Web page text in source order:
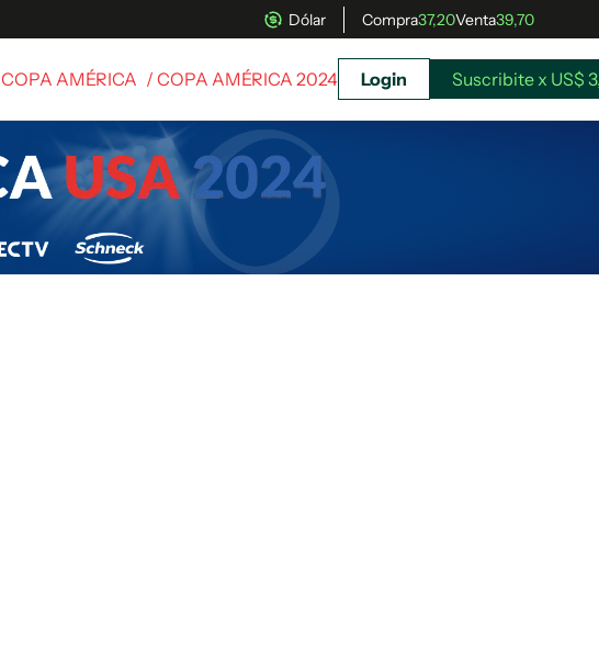
Dólar Compra37,20Venta39,70
Suscríbete ahora a El Observador y elegí hasta
donde llegar.
COPA AMÉRICA / COPA AMÉRICA 2024 Login Suscribite x US$